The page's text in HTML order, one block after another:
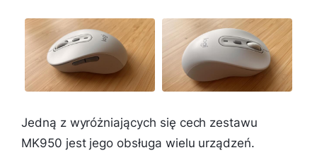
Jedną z wyróżniających się cech zestawu
MK950 jest jego obsługa wielu urządzeń.